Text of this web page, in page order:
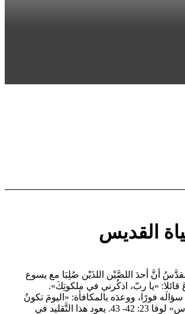
القديس
أنَّ أحدَ اللصَّيْن اللذَيْن صُلِبَا مع يسوع
«يا ربّ، اذكُرني في ملكوتِكَ».
فورًا، ووعدَه بالمكافأة: «اليومَ تكونُ
معِي في الفردوس» لوقا 23: 42- 43. يعود هذا التَّقليد في